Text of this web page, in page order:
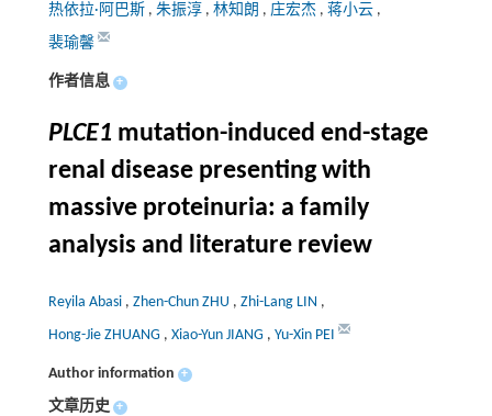
热依拉·阿巴斯 , 朱振淳 , 林知朗 , 庄宏杰 , 蒋小云 ,
裴瑜馨
作者信息 +
PLCE1 mutation-induced end-stage
renal disease presenting with
massive proteinuria: a family
analysis and literature review
Reyila Abasi , Zhen-Chun ZHU , Zhi-Lang LIN ,
Hong-Jie ZHUANG , Xiao-Yun JIANG , Yu-Xin PEI
Author information +
文章历史 +